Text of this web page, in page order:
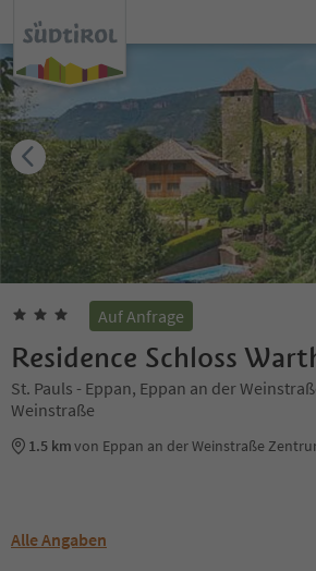
Auf Anfrage
Residence Schloss
St. Pauls - Eppan, Eppan an der
Weinstraße
1.5 kmvon Eppan an der Weinstraße
Alle Angaben